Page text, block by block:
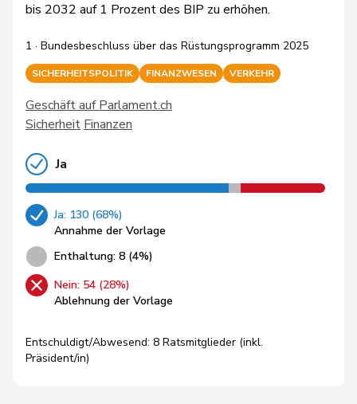
bis 2032 auf 1 Prozent des BIP zu erhöhen.
1 · Bundesbeschluss über das Rüstungsprogramm 2025
SICHERHEITSPOLITIK FINANZWESEN VERKEHR
Geschäft auf Parlament.ch
Sicherheit Finanzen
Ja
Ja: 130 (68%)
Annahme der Vorlage
Enthaltung: 8 (4%)
Nein: 54 (28%)
Ablehnung der Vorlage
Entschuldigt/Abwesend: 8 Ratsmitglieder (inkl.
Präsident/in)